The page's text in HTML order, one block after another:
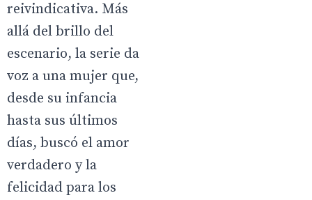
reivindicativa. Más
allá del brillo del
escenario, la serie da
voz a una mujer que,
desde su infancia
hasta sus últimos
días, buscó el amor
verdadero y la
felicidad para los